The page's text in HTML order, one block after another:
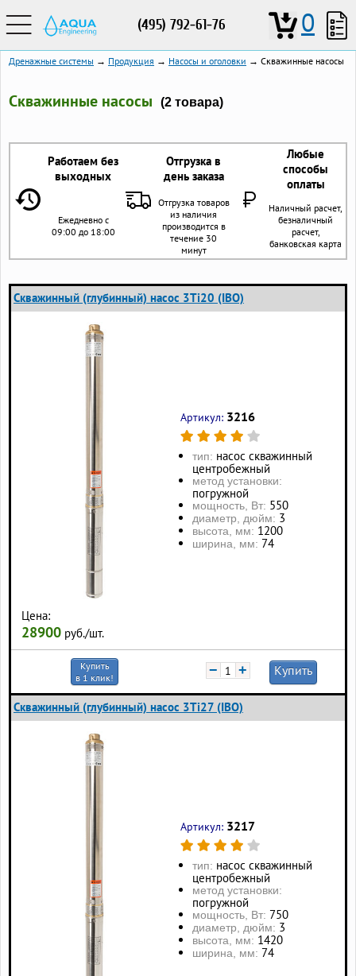
(495) 792-61-76 0
Дренажные системы → Продукция → Насосы и оголовки → Скважинные насосы
Скважинные насосы (2 товара)
Работаем без
выходных
Отгрузка в
день заказа
Любые
способы
оплаты
Ежедневно с
09:00 до 18:00
Отгрузка товаров
из наличия
производится в
течение 30
минут
Наличный расчет,
безналичный
расчет,
банковская карта
Скважинный (глубинный) насос 3Ti20 (IBO)
Цена:
28900 руб./шт.
Артикул: 3216
тип: насос скважинный
центробежный
метод установки:
погружной
мощность, Вт: 550
диаметр, дюйм: 3
высота, мм: 1200
ширина, мм: 74
Купить
в 1 клик!
− + Купить
Скважинный (глубинный) насос 3Ti27 (IBO)
Артикул: 3217
тип: насос скважинный
центробежный
метод установки:
погружной
мощность, Вт: 750
диаметр, дюйм: 3
высота, мм: 1420
ширина, мм: 74